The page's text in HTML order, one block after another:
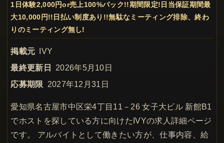
1日体験2,000円or売上100%バック!!期間限定!日当保証期間最
大10,000円!!日払い制度あり!!無駄なミーティング排除、終わ
りのミーティング無し!
掲載元
IVY
最終更新日
2026年5月10日
応募期限
2027年12月31日
愛知県名古屋市中区栄4丁目11－26 女子大ビル 新館B1
でホストを探している方に向けたIVYの求人詳細ページ
です。 アルバイトとして働きたい方が、仕事内容、給